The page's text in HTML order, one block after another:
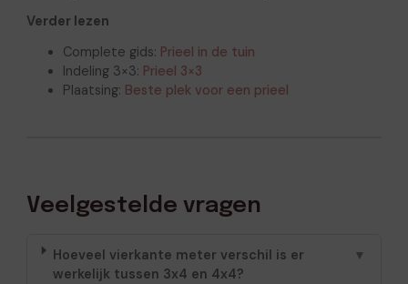
Verder lezen
Complete gids: Prieel in de tuin
Indeling 3×3: Prieel 3×3
Plaatsing: Beste plek voor een prieel
Veelgestelde vragen
Hoeveel vierkante meter verschil is er
werkelijk tussen 3x4 en 4x4?
▼